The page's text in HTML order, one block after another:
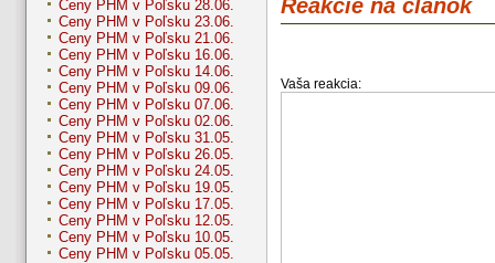
Ceny PHM v Poľsku 28.06.
Ceny PHM v Poľsku 23.06.
Ceny PHM v Poľsku 21.06.
Ceny PHM v Poľsku 16.06.
Ceny PHM v Poľsku 14.06.
Ceny PHM v Poľsku 09.06.
Ceny PHM v Poľsku 07.06.
Ceny PHM v Poľsku 02.06.
Ceny PHM v Poľsku 31.05.
Ceny PHM v Poľsku 26.05.
Ceny PHM v Poľsku 24.05.
Ceny PHM v Poľsku 19.05.
Ceny PHM v Poľsku 17.05.
Ceny PHM v Poľsku 12.05.
Ceny PHM v Poľsku 10.05.
Ceny PHM v Poľsku 05.05.
Reakcie na článok
Vaša reakcia: